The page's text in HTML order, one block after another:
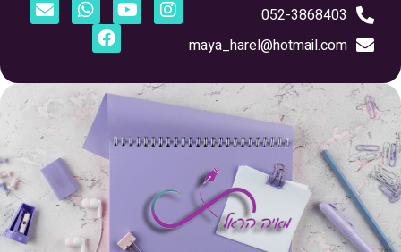
052-3868403
maya_harel@hotmail.com